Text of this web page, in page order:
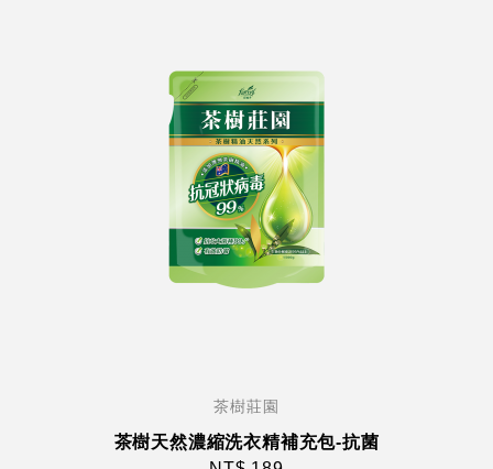
茶樹莊園
茶樹天然濃縮洗衣精補充包-抗菌